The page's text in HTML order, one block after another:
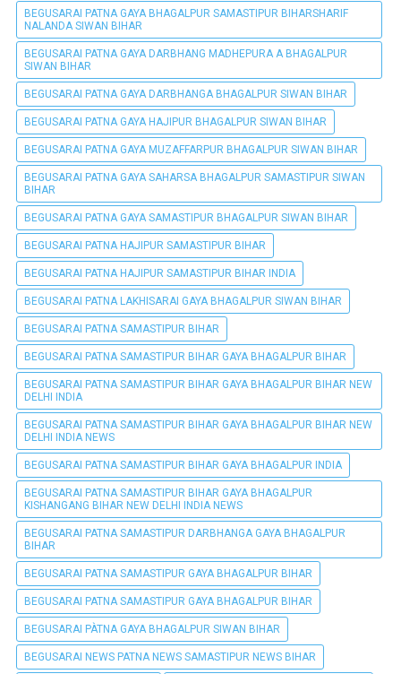
BEGUSARAI PATNA GAYA BHAGALPUR SAMASTIPUR BIHARSHARIF
NALANDA SIWAN BIHAR
BEGUSARAI PATNA GAYA DARBHANG MADHEPURA A BHAGALPUR
SIWAN BIHAR
BEGUSARAI PATNA GAYA DARBHANGA BHAGALPUR SIWAN BIHAR
BEGUSARAI PATNA GAYA HAJIPUR BHAGALPUR SIWAN BIHAR
BEGUSARAI PATNA GAYA MUZAFFARPUR BHAGALPUR SIWAN BIHAR
BEGUSARAI PATNA GAYA SAHARSA BHAGALPUR SAMASTIPUR SIWAN
BIHAR
BEGUSARAI PATNA GAYA SAMASTIPUR BHAGALPUR SIWAN BIHAR
BEGUSARAI PATNA HAJIPUR SAMASTIPUR BIHAR
BEGUSARAI PATNA HAJIPUR SAMASTIPUR BIHAR INDIA
BEGUSARAI PATNA LAKHISARAI GAYA BHAGALPUR SIWAN BIHAR
BEGUSARAI PATNA SAMASTIPUR BIHAR
BEGUSARAI PATNA SAMASTIPUR BIHAR GAYA BHAGALPUR BIHAR
BEGUSARAI PATNA SAMASTIPUR BIHAR GAYA BHAGALPUR BIHAR NEW
DELHI INDIA
BEGUSARAI PATNA SAMASTIPUR BIHAR GAYA BHAGALPUR BIHAR NEW
DELHI INDIA NEWS
BEGUSARAI PATNA SAMASTIPUR BIHAR GAYA BHAGALPUR INDIA
BEGUSARAI PATNA SAMASTIPUR BIHAR GAYA BHAGALPUR
KISHANGANG BIHAR NEW DELHI INDIA NEWS
BEGUSARAI PATNA SAMASTIPUR DARBHANGA GAYA BHAGALPUR
BIHAR
BEGUSARAI PATNA SAMASTIPUR GAYA BHAGALPUR BIHAR
BEGUSARAI PATNA SAMASTIPUR GAYA BHAGALPUR BIHAR
BEGUSARAI PÀTNA GAYA BHAGALPUR SIWAN BIHAR
BEGUSARAI NEWS PATNA NEWS SAMASTIPUR NEWS BIHAR